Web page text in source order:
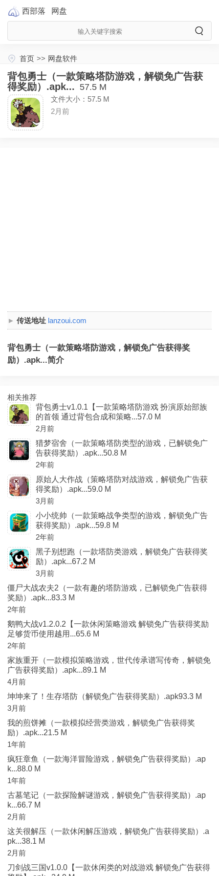
西部落 网盘
首页 >> 网盘软件
背包勇士（一款策略塔防游戏，解锁免广告获
得奖励）.apk... 57.5 M
文件大小：57.5 M
2月前
传送地址 lanzoui.com
背包勇士（一款策略塔防游戏，解锁免广告获得奖
励）.apk...简介
相关推荐
背包勇士v1.0.1【一款策略塔防游戏 扮演原始部族
的首领 通过背包合成和策略...57.0 M
2月前
猎梦宿舍（一款策略塔防类型的游戏，已解锁免广
告获得奖励）.apk...50.8 M
2年前
原始人大作战（策略塔防对战游戏，解锁免广告获
得奖励）.apk...59.0 M
3月前
小小统帅（一款策略战争类型的游戏，解锁免广告
获得奖励）.apk...59.8 M
2年前
黑子别想跑（一款塔防类游戏，解锁免广告获得奖
励）.apk...67.2 M
3月前
僵尸大战农夫2（一款有趣的塔防游戏，已解锁免广告获得
奖励）.apk...83.3 M
2年前
鹅鸭大战v1.2.0.2【一款休闲策略游戏 解锁免广告获得奖励
足够货币使用越用...65.6 M
2年前
家族重开（一款模拟策略游戏，世代传承谱写传奇，解锁免
广告获得奖励）.apk...89.1 M
4月前
坤坤来了！生存塔防（解锁免广告获得奖励）.apk93.3 M
3月前
我的煎饼摊（一款模拟经营类游戏，解锁免广告获得奖
励）.apk...21.5 M
1年前
疯狂章鱼（一款海洋冒险游戏，解锁免广告获得奖励）.ap
k...88.0 M
1年前
古墓笔记（一款探险解谜游戏，解锁免广告获得奖励）.ap
k...66.7 M
2月前
这关很解压（一款休闲解压游戏，解锁免广告获得奖励）.a
pk...38.1 M
2月前
刀剑战三国v1.0.0【一款休闲类的对战游戏 解锁免广告获得